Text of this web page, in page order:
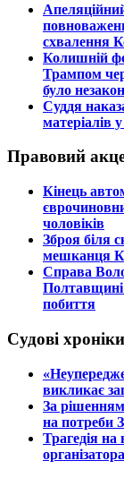
схвалення
​Колишній
Трампом
було
​Суддя
матеріалів
Правовий
​Кінець
чоловіків
​Зброя біля
мешканця
​Справа
Полтавщині
побиття
Судові хроніки
викликає
​За
на потреби
​Трагедія на